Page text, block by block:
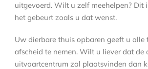
uitgevoerd. Wilt u zelf meehelpen? Dit
het gebeurt zoals u dat wenst.
Uw dierbare thuis opbaren geeft u alle
afscheid te nemen. Wilt u liever dat de
uitvaartcentrum zal plaatsvinden dan